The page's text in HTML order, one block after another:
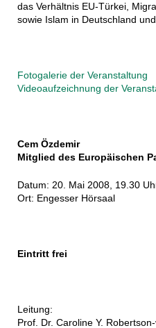
das Verhältnis EU-Türkei,
sowie Islam in Deutschland
Fotogalerie der Veranstaltung
Videoaufzeichnung der
Cem Özdemir
Mitglied des Europäischen
Datum: 20. Mai 2008, 19.30
Ort: Engesser Hörsaal
Eintritt frei
Leitung:
Prof. Dr. Caroline Y.